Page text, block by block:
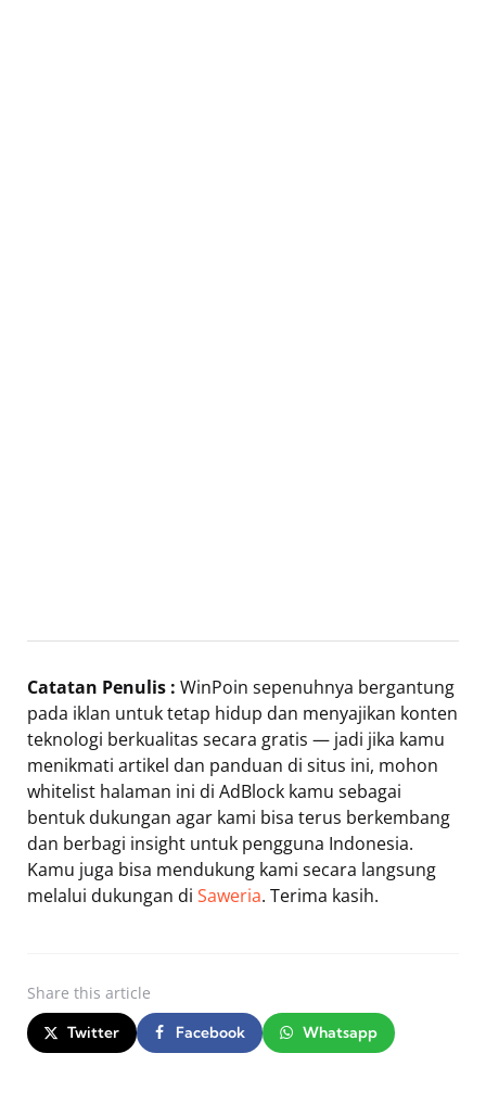
Catatan Penulis : WinPoin sepenuhnya bergantung
pada iklan untuk tetap hidup dan menyajikan konten
teknologi berkualitas secara gratis — jadi jika kamu
menikmati artikel dan panduan di situs ini, mohon
whitelist halaman ini di AdBlock kamu sebagai
bentuk dukungan agar kami bisa terus berkembang
dan berbagi insight untuk pengguna Indonesia.
Kamu juga bisa mendukung kami secara langsung
melalui dukungan di Saweria. Terima kasih.
Share this article
Twitter Facebook Whatsapp